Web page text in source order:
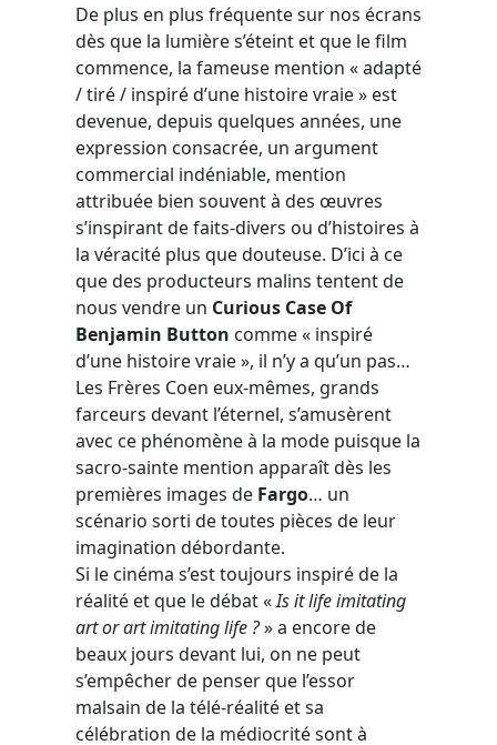
De plus en plus fréquente sur nos écrans
dès que la lumière s’éteint et que le film
commence, la fameuse mention « adapté
/ tiré / inspiré d’une histoire vraie » est
devenue, depuis quelques années, une
expression consacrée, un argument
commercial indéniable, mention
attribuée bien souvent à des œuvres
s’inspirant de faits-divers ou d’histoires à
la véracité plus que douteuse. D’ici à ce
que des producteurs malins tentent de
nous vendre un Curious Case Of
Benjamin Button comme « inspiré
d’une histoire vraie », il n’y a qu’un pas…
Les Frères Coen eux-mêmes, grands
farceurs devant l’éternel, s’amusèrent
avec ce phénomène à la mode puisque la
sacro-sainte mention apparaît dès les
premières images de Fargo… un
scénario sorti de toutes pièces de leur
imagination débordante.
Si le cinéma s’est toujours inspiré de la
réalité et que le débat «Is it life imitating
art or art imitating life ?» a encore de
beaux jours devant lui, on ne peut
s’empêcher de penser que l’essor
malsain de la télé-réalité et sa
célébration de la médiocrité sont à